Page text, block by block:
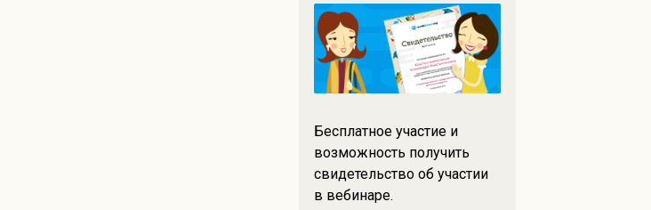
Бесплатное участие и
возможность получить
свидетельство об участии
в вебинаре.